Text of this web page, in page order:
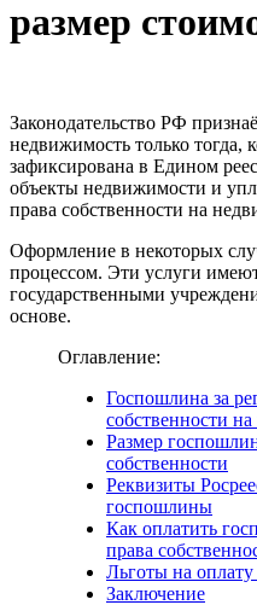
размер
Законодательство РФ
недвижимость только тогда,
зафиксирована в Едином
объекты недвижимости и
права собственности на
Оформление в некоторых
процессом. Эти услуги
государственными
основе.
Оглавление:
Госпошлина за
собственности
Размер
собственности
Реквизиты
госпошлины
Как оплатить
права
Льготы на
Заключение